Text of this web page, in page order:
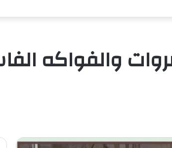
والفواكه